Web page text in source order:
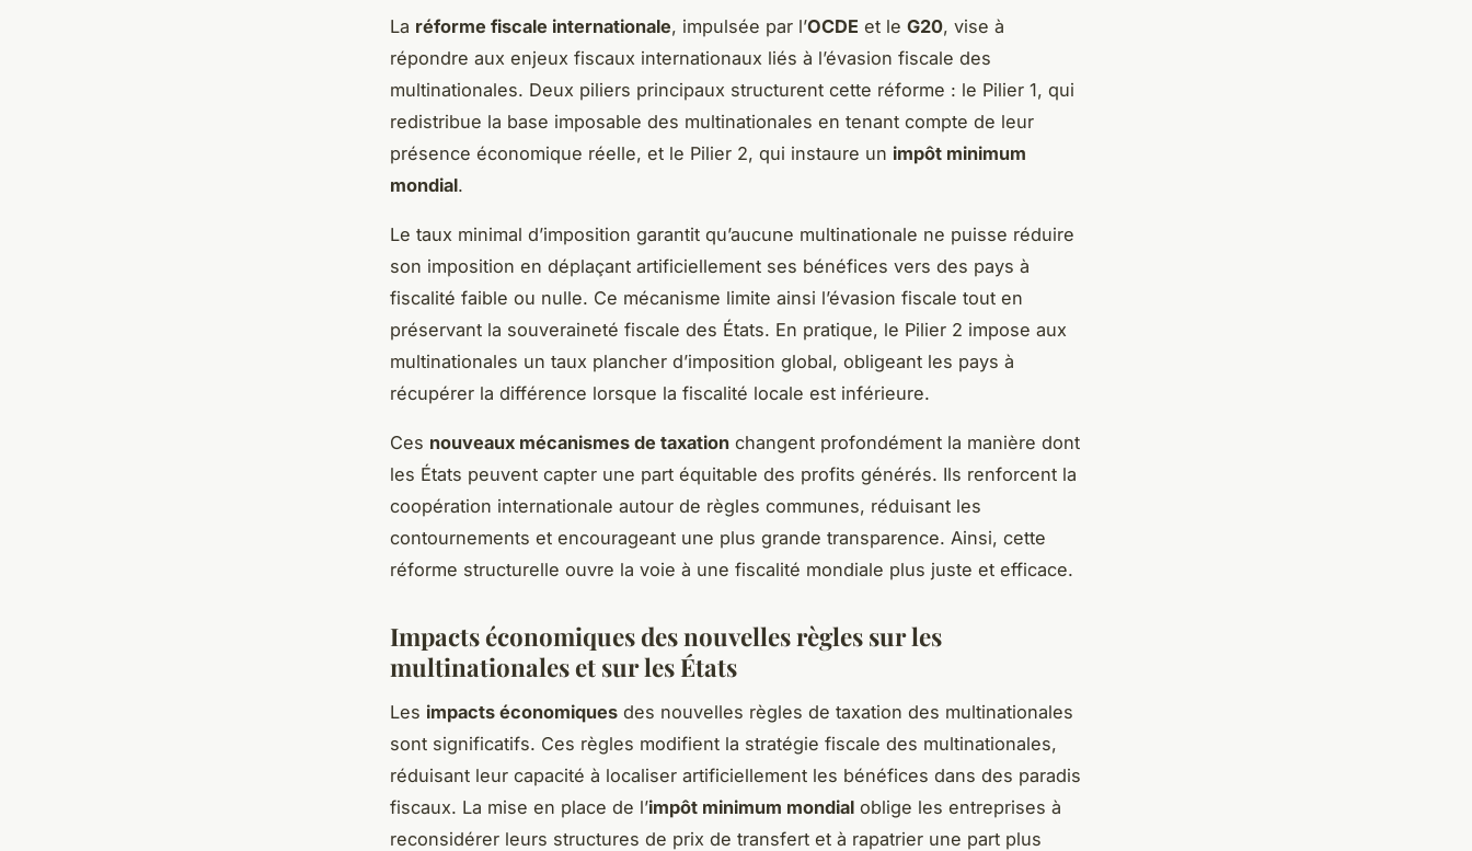
La réforme fiscale internationale, impulsée par l’OCDE et le G20, vise à
répondre aux enjeux fiscaux internationaux liés à l’évasion fiscale des
multinationales. Deux piliers principaux structurent cette réforme : le Pilier 1, qui
redistribue la base imposable des multinationales en tenant compte de leur
présence économique réelle, et le Pilier 2, qui instaure un impôt minimum
mondial.
Le taux minimal d’imposition garantit qu’aucune multinationale ne puisse réduire
son imposition en déplaçant artificiellement ses bénéfices vers des pays à
fiscalité faible ou nulle. Ce mécanisme limite ainsi l’évasion fiscale tout en
préservant la souveraineté fiscale des États. En pratique, le Pilier 2 impose aux
multinationales un taux plancher d’imposition global, obligeant les pays à
récupérer la différence lorsque la fiscalité locale est inférieure.
Ces nouveaux mécanismes de taxation changent profondément la manière dont
les États peuvent capter une part équitable des profits générés. Ils renforcent la
coopération internationale autour de règles communes, réduisant les
contournements et encourageant une plus grande transparence. Ainsi, cette
réforme structurelle ouvre la voie à une fiscalité mondiale plus juste et efficace.
Impacts économiques des nouvelles règles sur les
multinationales et sur les États
Les impacts économiques des nouvelles règles de taxation des multinationales
sont significatifs. Ces règles modifient la stratégie fiscale des multinationales,
réduisant leur capacité à localiser artificiellement les bénéfices dans des paradis
fiscaux. La mise en place de l’impôt minimum mondial oblige les entreprises à
reconsidérer leurs structures de prix de transfert et à rapatrier une part plus